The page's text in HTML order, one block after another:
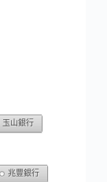
玉山銀行
兆豐銀行